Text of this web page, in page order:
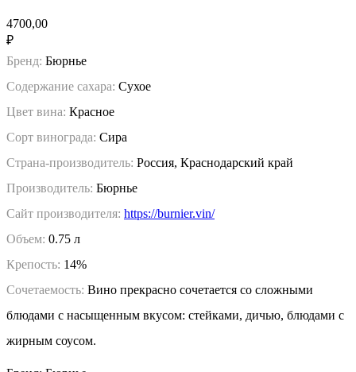
4700,00
₽
Бренд: Бюрнье
Содержание сахара: Сухое
Цвет вина: Красное
Сорт винограда: Сира
Страна-производитель: Россия, Краснодарский край
Производитель: Бюрнье
Сайт производителя: https://burnier.vin/
Объем: 0.75 л
Крепость: 14%
Сочетаемость: Вино прекрасно сочетается со сложными
блюдами с насыщенным вкусом: стейками, дичью, блюдами с
жирным соусом.